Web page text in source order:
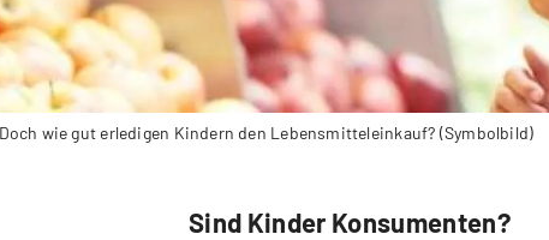
wie gut erledigen Kindern den Lebensmitteleinkauf? (Symbolbild)
Sind Kinder Konsumenten?